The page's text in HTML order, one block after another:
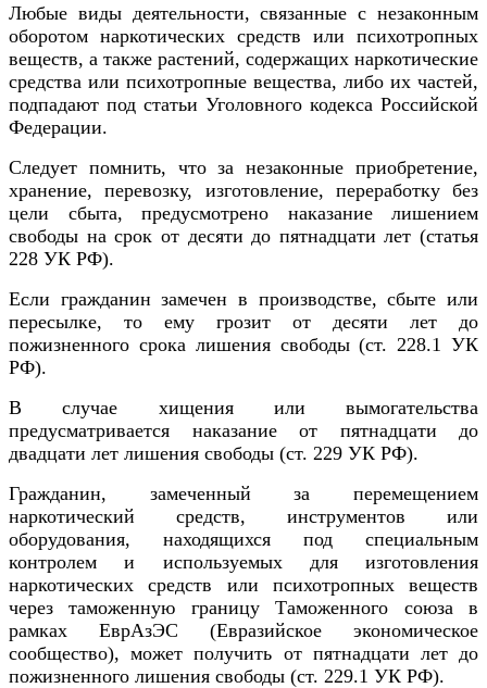
Любые виды деятельности, связанные с незаконным
оборотом наркотических средств или психотропных
веществ, а также растений, содержащих наркотические
средства или психотропные вещества, либо их частей,
подпадают под статьи Уголовного кодекса Российской
Федерации.
Следует помнить, что за незаконные приобретение,
хранение, перевозку, изготовление, переработку без
цели сбыта, предусмотрено наказание лишением
свободы на срок от десяти до пятнадцати лет (статья
228 УК РФ).
Если гражданин замечен в производстве, сбыте или
пересылке, то ему грозит от десяти лет до
пожизненного срока лишения свободы(ст. 228.1 УК
РФ).
В случае хищения или вымогательства
предусматривается наказание от пятнадцати до
двадцати лет лишения свободы (ст. 229 УК РФ).
Гражданин, замеченный за перемещением
наркотический средств, инструментов или
оборудования, находящихся под специальным
контролем и используемых для изготовления
наркотических средств или психотропных веществ
через таможенную границу Таможенного союза в
рамках ЕврАзЭС (Евразийское экономическое
сообщество), может получить от пятнадцати лет до
пожизненного лишения свободы (ст. 229.1 УК РФ).